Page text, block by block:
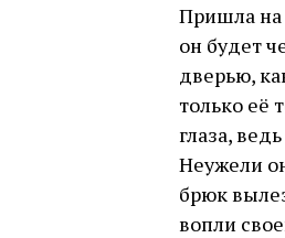
Пришла на
он будет
дверью,
только её
глаза,
Неужели
брюк
вопли